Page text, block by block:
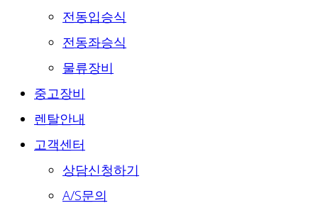
전동입승식
전동좌승식
물류장비
중고장비
렌탈안내
고객센터
상담신청하기
A/S문의